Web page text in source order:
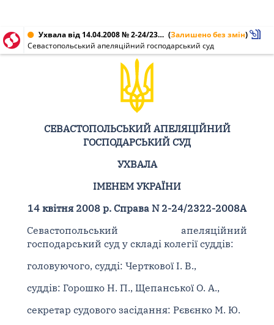
Ухвала від 14.04.2008 № 2-24/2322-2008А (Залишено без змін)
Севастопольський апеляційний господарський суд
СЕВАСТОПОЛЬСЬКИЙ АПЕЛЯЦІЙНИЙ
ГОСПОДАРСЬКИЙ СУД
УХВАЛА
ІМЕНЕМ УКРАЇНИ
14 квітня 2008 р. Справа N 2-24/2322-2008А
Севастопольський апеляційний
господарський суд у складі колегії суддів:
головуючого, судді: Черткової І. В.,
суддів: Горошко Н. П., Щепанської О. А.,
секретар судового засідання: Рєвєнко М. Ю.